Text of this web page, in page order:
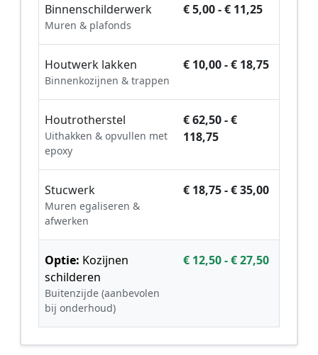
Binnenschilderwerk
Muren & plafonds
€ 5,00 - € 11,25
Houtwerk lakken
Binnenkozijnen & trappen
€ 10,00 - € 18,75
Houtrotherstel
Uithakken & opvullen met
epoxy
€ 62,50 - €
118,75
Stucwerk
Muren egaliseren &
afwerken
€ 18,75 - € 35,00
Optie: Kozijnen
schilderen
Buitenzijde (aanbevolen
bij onderhoud)
€ 12,50 - € 27,50